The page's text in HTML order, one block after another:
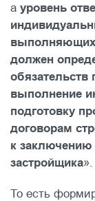
а уровень
выполняющих
должен
выполнение
подготовку
договорам
к
застройщика».
То есть